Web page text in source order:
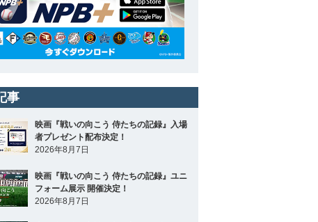
事
映画『戦いの向こう 侍たちの記録』入場
者プレゼント配布決定！
2026年8月7日
映画『戦いの向こう 侍たちの記録』ユニ
フォーム展示 開催決定！
2026年8月7日